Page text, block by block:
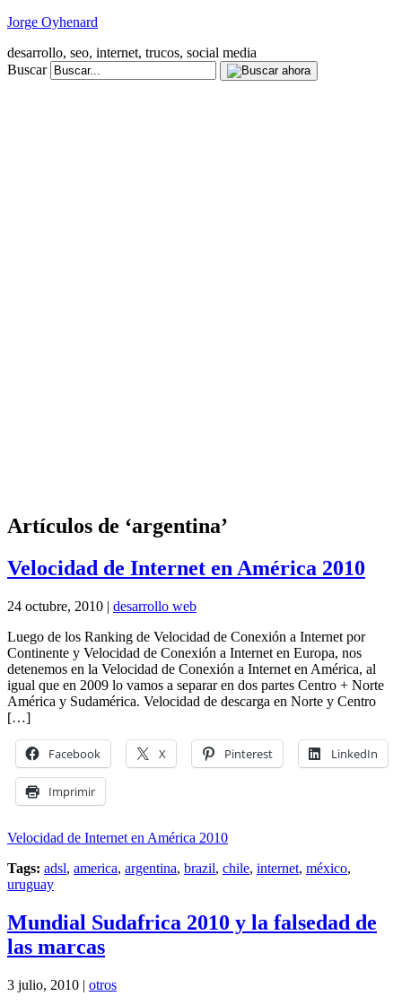
Jorge Oyhenard
desarrollo, seo, internet, trucos, social media
Buscar
Artículos de ‘argentina’
Velocidad de Internet en América 2010
24 octubre, 2010 | desarrollo web
Luego de los Ranking de Velocidad de Conexión a Internet por
Continente y Velocidad de Conexión a Internet en Europa, nos
detenemos en la Velocidad de Conexión a Internet en América, al
igual que en 2009 lo vamos a separar en dos partes Centro + Norte
América y Sudamérica. Velocidad de descarga en Norte y Centro
[…]
Facebook X Pinterest LinkedIn
Imprimir
Velocidad de Internet en América 2010
Tags: adsl, america, argentina, brazil, chile, internet, méxico,
uruguay
Mundial Sudafrica 2010 y la falsedad de
las marcas
3 julio, 2010 | otros